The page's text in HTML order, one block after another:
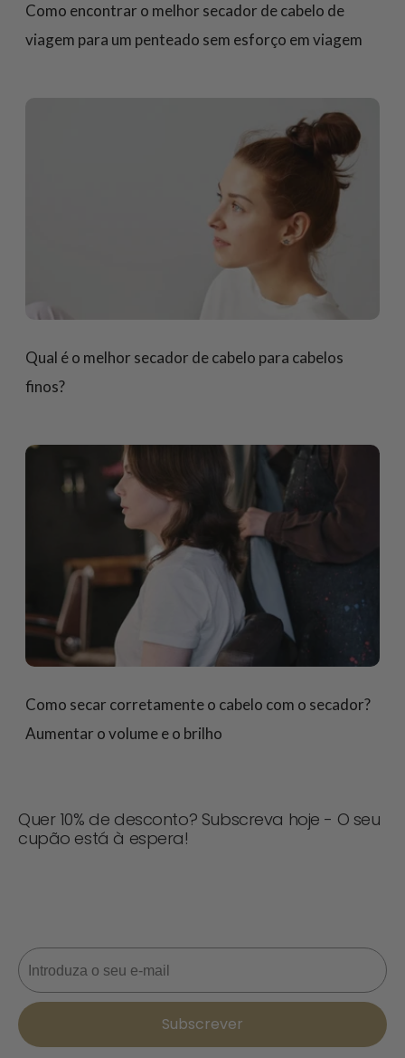
Como encontrar o melhor secador de cabelo de
viagem para um penteado sem esforço em viagem
Qual é o melhor secador de cabelo para cabelos
finos?
Como secar corretamente o cabelo com o secador?
Aumentar o volume e o brilho
Quer 10% de desconto? Subscreva hoje - O seu
cupão está à espera!
Correio eletrónico
Subscrever